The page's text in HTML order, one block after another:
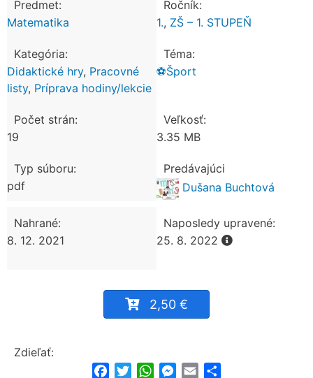
Predmet:
Matematika
Ročník:
1., ZŠ – 1. STUPEŇ
Kategória:
Didaktické hry, Pracovné
listy, Príprava hodiny/lekcie
Téma:
⚽Šport
Počet strán:
19
Veľkosť:
3.35 MB
Typ súboru:
pdf
Predávajúci
Dušana Buchtová
Nahrané:
8. 12. 2021
Naposledy upravené:
25. 8. 2022
2,50 €
Zdieľať:
FacebookTwitterWhatsApp
Messenger
Email